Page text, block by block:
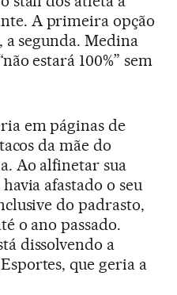
A primeira opção
a segunda. Medina
estará 100%” sem
em páginas de
da mãe do
Ao alfinetar sua
afastado o seu
do padrasto,
o ano passado.
dissolvendo a
que geria a